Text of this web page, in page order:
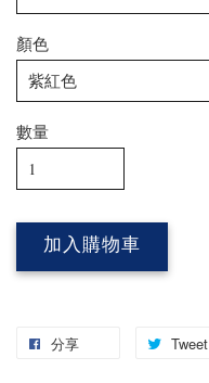
顏色
數量
加入購物車
分享 Tweet